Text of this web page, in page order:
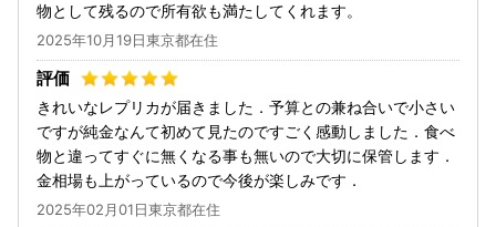
物として残るので所有欲も満たしてくれます。
2025年10月19日東京都在住
きれいなレプリカが届きました．予算との兼ね合いで小さい
ですが純金なんて初めて見たのですごく感動しました．食べ
物と違ってすぐに無くなる事も無いので大切に保管します．
金相場も上がっているので今後が楽しみです．
2025年02月01日東京都在住